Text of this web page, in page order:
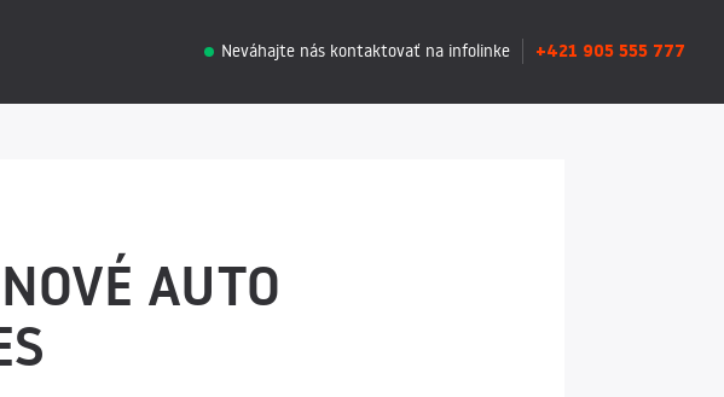
Neváhajte nás kontaktovať na infolinke +421 905 555 777
AUTO